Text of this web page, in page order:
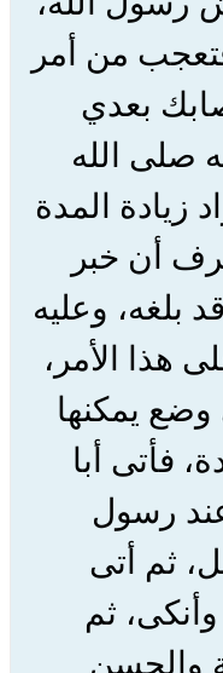
من أمر
بعدي
صلى الله
زيادة المدة
أن خبر
بلغه، وعليه
هذا الأمر،
يمكنها
فأتى أبا
رسول
ثم أتى
ثم
والحسن